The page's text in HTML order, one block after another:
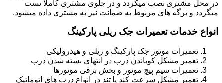
در محل مشتری نصب میگردد و در جلوی مشتری کاملا تست
میگردد و برگه های مربوط به ضمانت نیز به مشتری داده میشود.
انواع خدمات تعمیرات جک ریلی پارکینگ
تعمیرات موتور جک پارکینگ و ریلی و هیدرولیکی
تعمیر مشکل کوباندن درب در انتهای بسته شدن درب
تعمیرات سیم پیچ موتور و بخش برقی موتورها
تعمیر مشکل سرعت کند یا تند در انواع درب های اتوماتیک